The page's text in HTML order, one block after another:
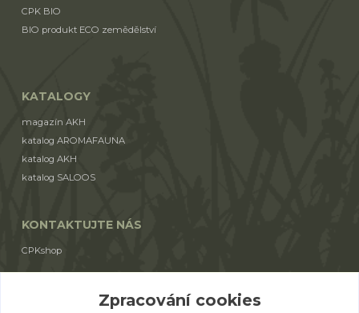
CPK BIO
BIO produkt ECO zemědělství
KATALOGY
magazín AKH
katalog AROMAFAUNA
katalog AKH
katalog SALOOS
KONTAKTUJTE NÁS
CPKshop
(Po-Pá 9:00-17:00)
Zpracování cookies